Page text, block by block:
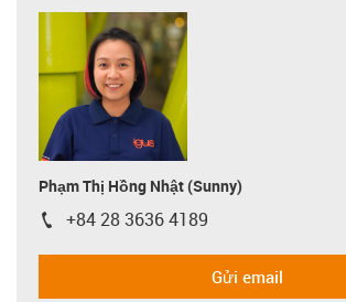
Phạm Thị Hồng Nhật (Sunny)
igus-icon-phone
+84 28 3636 4189
Gửi email